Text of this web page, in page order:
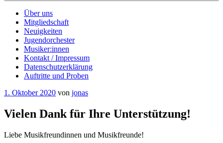
Über uns
Mitgliedschaft
Neuigkeiten
Jugendorchester
Musiker:innen
Kontakt / Impressum
Datenschutzerklärung
Auftritte und Proben
Veröffentlicht
1. Oktober 2020 von jonas
Vielen Dank für Ihre Unterstützung!
​Liebe Musikfreundinnen und Musikfreunde!